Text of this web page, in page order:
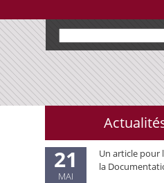
21
MAI
Un article pour
la